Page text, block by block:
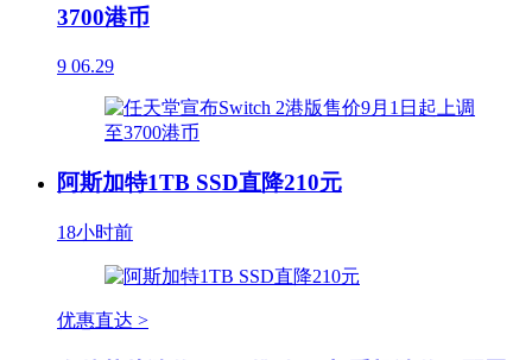
3700港币
9 06.29
阿斯加特1TB SSD直降210元
18小时前
优惠直达 >